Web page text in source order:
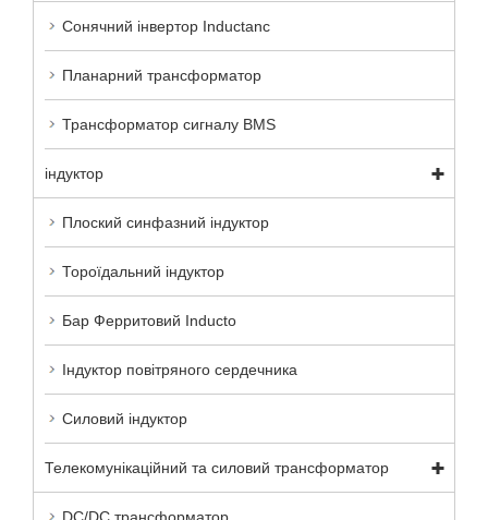
Сонячний інвертор Inductanc
Планарний трансформатор
Трансформатор сигналу BMS
індуктор
Плоский синфазний індуктор
Тороїдальний індуктор
Бар Ферритовий Inducto
Індуктор повітряного сердечника
Силовий індуктор
Телекомунікаційний та силовий трансформатор
DC/DC трансформатор